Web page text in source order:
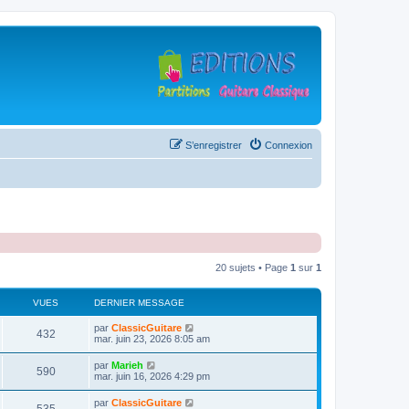
Connexion
S’enregistrer
20 sujets • Page 1 sur 1
VUES DERNIER MESSAGE
432V
u
s
D
e
i
e
r
m
par ClassicGuitare
mar. juin 23, 2026 8:05 am
590V
u
D
e
par Marieh
mar. juin 16, 2026 4:29 pm
D
par ClassicGuitare